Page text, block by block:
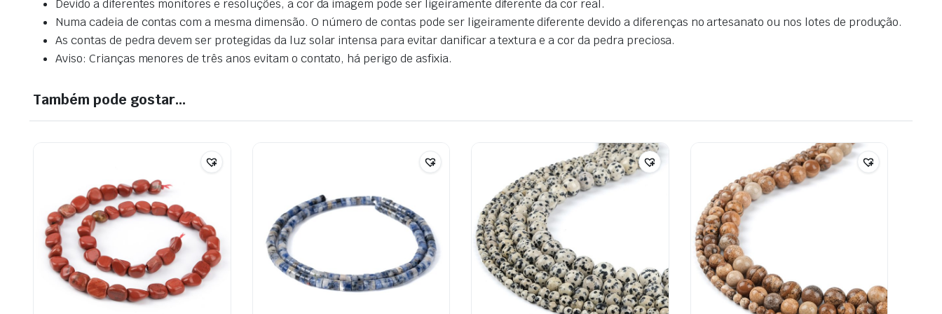
Devido a diferentes monitores e resoluções, a cor da imagem pode ser ligeiramente diferente da cor real.
Numa cadeia de contas com a mesma dimensão. O número de contas pode ser ligeiramente diferente devido a diferenças no artesanato ou nos lotes de produção.
As contas de pedra devem ser protegidas da luz solar intensa para evitar danificar a textura e a cor da pedra preciosa.
Aviso: Crianças menores de três anos evitam o contato, há perigo de asfixia.
Também pode gostar…